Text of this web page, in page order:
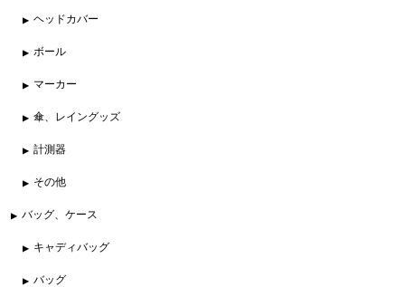
ヘッドカバー
ボール
マーカー
傘、レイングッズ
計測器
その他
バッグ、ケース
キャディバッグ
バッグ